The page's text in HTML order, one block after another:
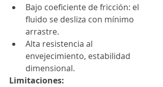
Bajo coeficiente de fricción: el
fluido se desliza con mínimo
arrastre.
Alta resistencia al
envejecimiento, estabilidad
dimensional.
Limitaciones: